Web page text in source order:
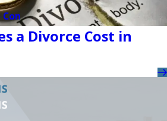
a Divorce Cost in